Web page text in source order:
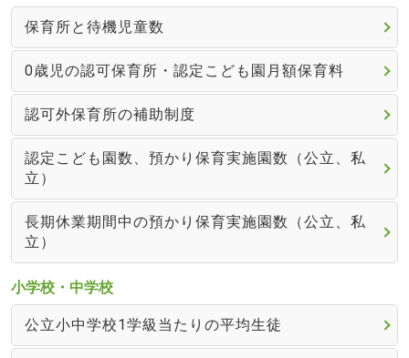
保育所と待機児童数
0歳児の認可保育所・認定こども園月額保育料
認可外保育所の補助制度
認定こども園数、預かり保育実施園数（公立、私
立）
長期休業期間中の預かり保育実施園数（公立、私
立）
小学校・中学校
公立小中学校1学級当たりの平均生徒